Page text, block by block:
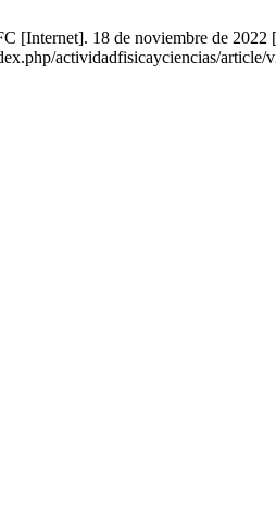
[Internet]. 18 de noviembre de 2022
actividadfisicayciencias/article/